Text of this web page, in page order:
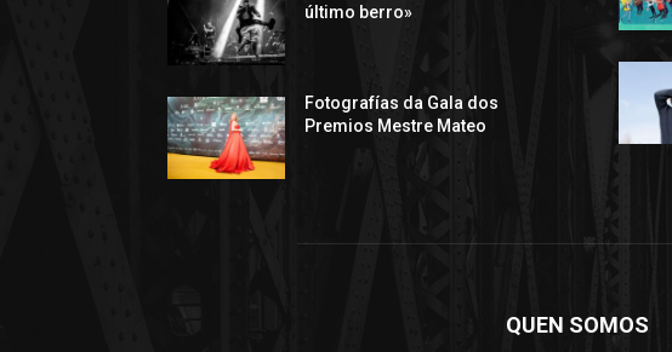
último berro»
Fotografías da Gala dos
Premios Mestre Mateo
QUEN SOMOS